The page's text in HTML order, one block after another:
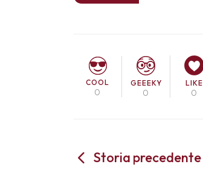
COOL
0
GEEEKY
0
LIKE
0
Storia precedente